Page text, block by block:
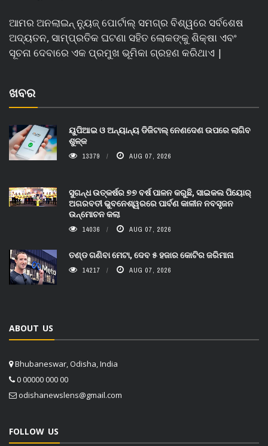
ଆମର ଅନଲାଇନ୍ ନ୍ୟୁଜ୍ ପୋର୍ଟାଲ୍ ସମଗ୍ର ବିଶ୍ୱରେ ସର୍ବଶେଷ
ଅଦ୍ୟତନ, ସାମ୍ପ୍ରତିକ ଘଟଣା ସହିତ ଲୋକଙ୍କୁ ଶିକ୍ଷା ଏବଂ
ସୂଚନା ଦେବାରେ ଏକ ପ୍ରମୁଖ ଭୂମିକା ଗ୍ରହଣ କରିଥାଏ |
ଖବର
ୟୁପିଆଇ ଓ ଅନ୍ୟାନ୍ୟ ଡିଜିଟାଲ୍ ନେଣଦେଣ ଉପରେ ଲାଗିବ
ଶୁଳ୍କ
13379 AUG 07, 2026
ସୁଗନ୍ଧ ଉତ୍କର୍ଷର ୭୭ ବର୍ଷ ପାଳନ କରୁଛି, ସାଇକଲ ପିୟୋର୍‌
ଅଗରବତୀ ଭୁବନେଶ୍ୱରରେ ପାର୍ବଣ କାଳୀନ ନବସୃଜନ
ଉନ୍ମୋଚନ କଲା
14036 AUG 07, 2026
ତଣ୍ଡ ଗଣିବା ମେଟା, ଦେବ ୫ ହଜାର କୋଟିର ଜରିମାନା
14217 AUG 07, 2026
ABOUT US
Bhubaneswar, Odisha, India
0 00000 000 00
odishanewslens@gmail.com
FOLLOW US